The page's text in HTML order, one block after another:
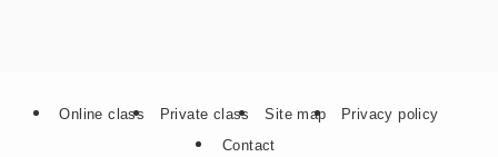
Online class Private class Site map
Privacy policy
Contact